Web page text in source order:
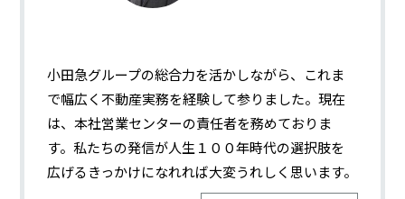
小田急グループの総合力を活かしながら、これま
で幅広く不動産実務を経験して参りました。現在
は、本社営業センターの責任者を務めておりま
す。私たちの発信が人生１００年時代の選択肢を
広げるきっかけになれれば大変うれしく思います。